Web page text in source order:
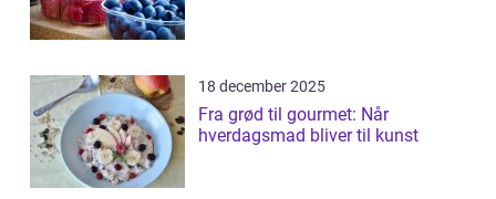
18 december 2025
Fra grød til gourmet: Når
hverdagsmad bliver til kunst